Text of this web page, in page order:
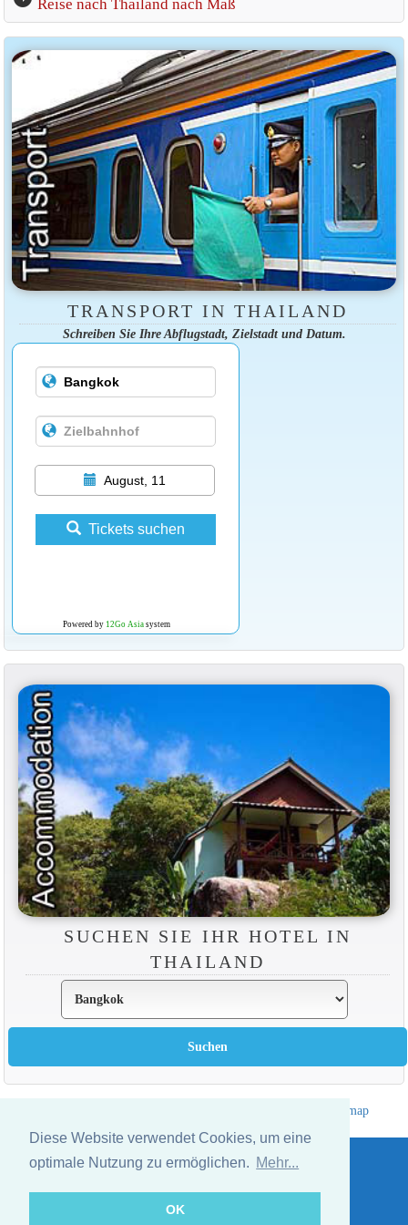
Diese Website verwendet Cookies, um eine
optimale Nutzung zu ermöglichen. Mehr...
OK
Reise nach Thailand nach Maß
TRANSPORT IN THAILAND
Schreiben Sie Ihre Abflugstadt, Zielstadt und Datum.
August, 11
Tickets suchen
Powered by 12Go Asiasystem
SUCHEN SIE IHR HOTEL IN
THAILAND
Sitemap
Website © Thailandee.com - 2026